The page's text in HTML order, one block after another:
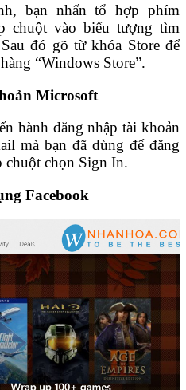
bạn nhấn tổ hợp phím
chuột vào biểu tượng tìm
đó gõ từ khóa Store để
“Windows Store”.
Microsoft
hành đăng nhập tài khoản
mà bạn đã dùng để đăng
chuột chọn Sign In.
Facebook